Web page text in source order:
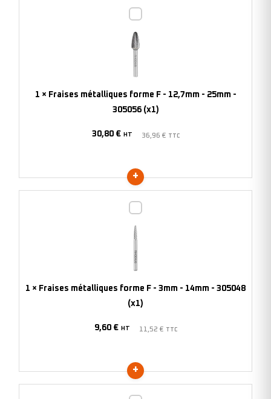
forme
-
1 × Fraises métalliques forme F - 12,7mm - 25mm -
305056 (x1)
30,80 € HT 36,96 € TTC
forme
-
-
1 × Fraises métalliques forme F - 3mm - 14mm - 305048
(x1)
9,60 € HT 11,52 € TTC